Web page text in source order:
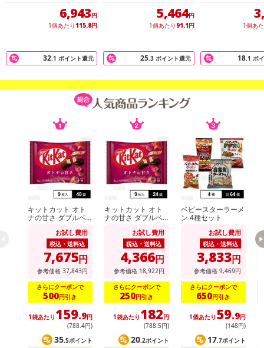
【配送伝票番号について】
※配送形態がメール便の商品については、商品の発送完了後、配送
※配送日時の指定が可能な商品の場合、商品によってご指定できる
配送日、配送時間が異なる可能性がございます。
カート機能をご利用の場合は、配送日時指定をご利用いただけませ
発送日カレンダー
休業日
その他共通および商品カテゴリー別注意事項（※必ずご確認くだ
6,943円
1個あたり 115.8円
32.1 ポイント還元
5,464円
1個あたり 91.1円
25.3 ポイント還元
1個あ
18.1 ポ
キットカット オト
ナの甘さ ダブルベ
お試し費用
税込・送料込
7,675円
参考価格 37,843円
さらにクーポンで
500円引き
1袋あたり 159.9円
(788.4円)
35.5ポイント
キットカット オト
ナの甘さ ダブルベ
お試し費用
税込・送料込
4,366円
参考価格 18,922円
さらにクーポンで
250円引き
1袋あたり 182円
(788.5円)
20.2ポイント
ベビースターラーメ
ン 4種セット
お試し費用
税込・送料込
3,833円
参考価格 9,469円
さらにクーポンで
650円引き
1個あたり 59.9円
(148円)
17.7ポイント